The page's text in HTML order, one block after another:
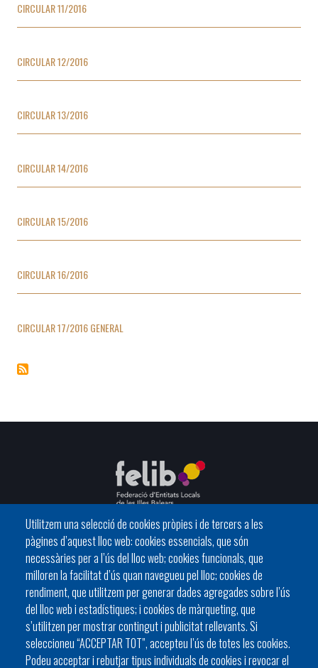
CIRCULAR 11/2016
CIRCULAR 12/2016
CIRCULAR 13/2016
CIRCULAR 14/2016
CIRCULAR 15/2016
CIRCULAR 16/2016
CIRCULAR 17/2016 GENERAL
Utilitzem una selecció de cookies pròpies i de tercers a les
pàgines d’aquest lloc web: cookies essencials, que són
necessàries per a l’ús del lloc web; cookies funcionals, que
milloren la facilitat d’ús quan navegueu pel lloc; cookies de
rendiment, que utilitzem per generar dades agregades sobre l’ús
del lloc web i estadístiques; i cookies de màrqueting, que
s’utilitzen per mostrar contingut i publicitat rellevants. Si
seleccioneu “ACCEPTAR TOT”, accepteu l’ús de totes les cookies.
Podeu acceptar i rebutjar tipus individuals de cookies i revocar el
C/ del General Riera, 111 07010 Palma
Phone
971 760911 - Fax 971 763102